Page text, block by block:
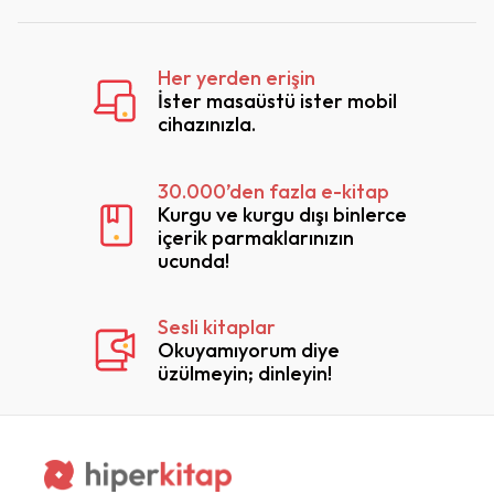
Her yerden erişin
İster masaüstü ister mobil
cihazınızla.
30.000’den fazla e-kitap
Kurgu ve kurgu dışı binlerce
içerik parmaklarınızın
ucunda!
Sesli kitaplar
Okuyamıyorum diye
üzülmeyin; dinleyin!